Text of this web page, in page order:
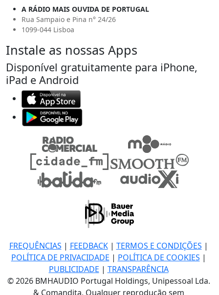
A RÁDIO MAIS OUVIDA DE PORTUGAL
Rua Sampaio e Pina n° 24/26
1099-044 Lisboa
Instale as nossas Apps
Disponível gratuitamente para iPhone,
iPad e Android
FREQUÊNCIAS | FEEDBACK| TERMOS E CONDIÇÕES |
POLÍTICA DE PRIVACIDADE | POLÍTICA DE COOKIES |
PUBLICIDADE | TRANSPARÊNCIA
© 2026 BMHAUDIO Portugal Holdings, Unipessoal Lda.
& Comandita, Qualquer reprodução sem